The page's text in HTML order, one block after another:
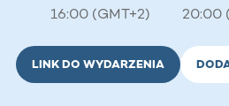
16:00 (GMT+2) 20:00
LINK DO WYDARZENIA